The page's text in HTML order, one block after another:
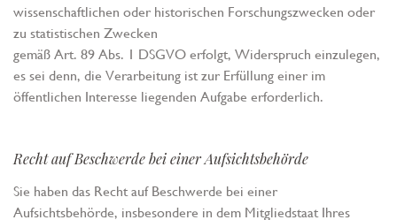
wissenschaftlichen oder historischen Forschungszwecken oder
zu statistischen Zwecken
gemäß Art. 89 Abs. 1 DSGVO erfolgt, Widerspruch einzulegen,
es sei denn, die Verarbeitung ist zur Erfüllung einer im
öffentlichen Interesse liegenden Aufgabe erforderlich.
Recht auf Beschwerde bei einer Aufsichtsbehörde
Sie haben das Recht auf Beschwerde bei einer
Aufsichtsbehörde, insbesondere in dem Mitgliedstaat Ihres